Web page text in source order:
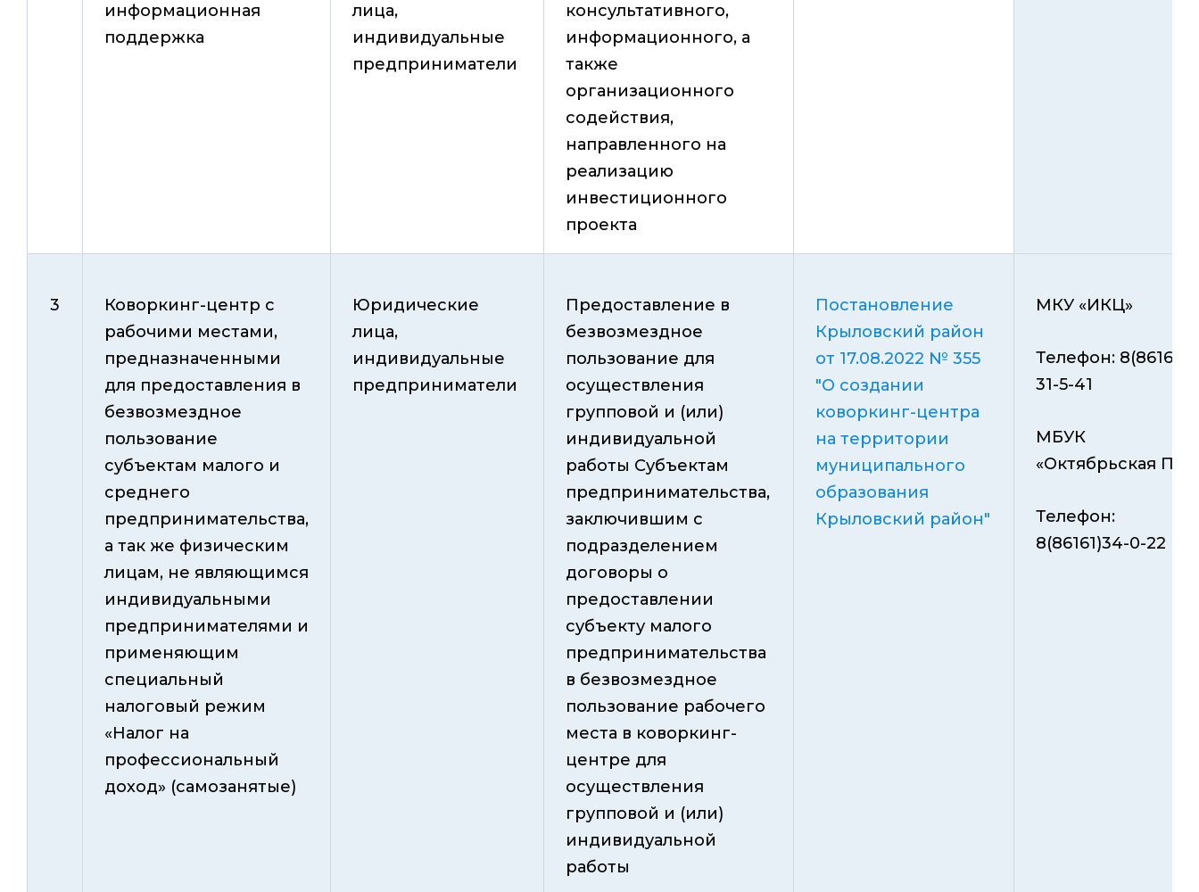
информационная
поддержка
лица,
индивидуальные
предприниматели
консультативного,
информационного, а
также
организационного
содействия,
направленного на
реализацию
инвестиционного
проекта
3
Коворкинг-центр с
рабочими местами,
предназначенными
для предоставления в
безвозмездное
пользование
субъектам малого и
среднего
предпринимательства,
а так же физическим
лицам, не являющимся
индивидуальными
предпринимателями и
применяющим
специальный
налоговый режим
«Налог на
профессиональный
доход» (самозанятые)
Юридические
лица,
индивидуальные
предприниматели
Предоставление в
безвозмездное
пользование для
осуществления
групповой и (или)
индивидуальной
работы Субъектам
предпринимательства,
заключившим с
подразделением
договоры о
предоставлении
субъекту малого
предпринимательства
в безвозмездное
пользование рабочего
места в коворкинг-
центре для
осуществления
групповой и (или)
индивидуальной
работы
Постановление
Крыловский район
от 17.08.2022 № 355
"О создании
коворкинг-центра
на территории
муниципального
образования
Крыловский район"
МКУ «ИКЦ»
Телефон: 8(86161)
31-5-41
МБУК
«Октябрьская ПБ»
Телефон:
8(86161)34-0-22